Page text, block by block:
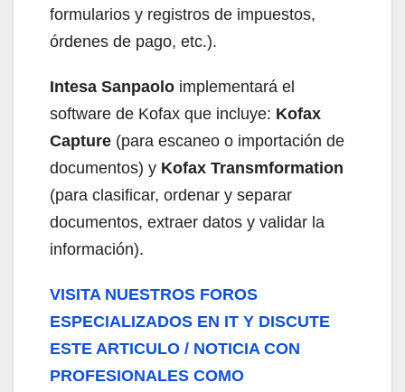
formularios y registros de impuestos,
órdenes de pago, etc.).
Intesa Sanpaolo implementará el
software de Kofax que incluye: Kofax
Capture (para escaneo o importación de
documentos) y Kofax Transmformation
(para clasificar, ordenar y separar
documentos, extraer datos y validar la
información).
VISITA NUESTROS FOROS
ESPECIALIZADOS EN IT Y DISCUTE
ESTE ARTICULO / NOTICIA CON
PROFESIONALES COMO